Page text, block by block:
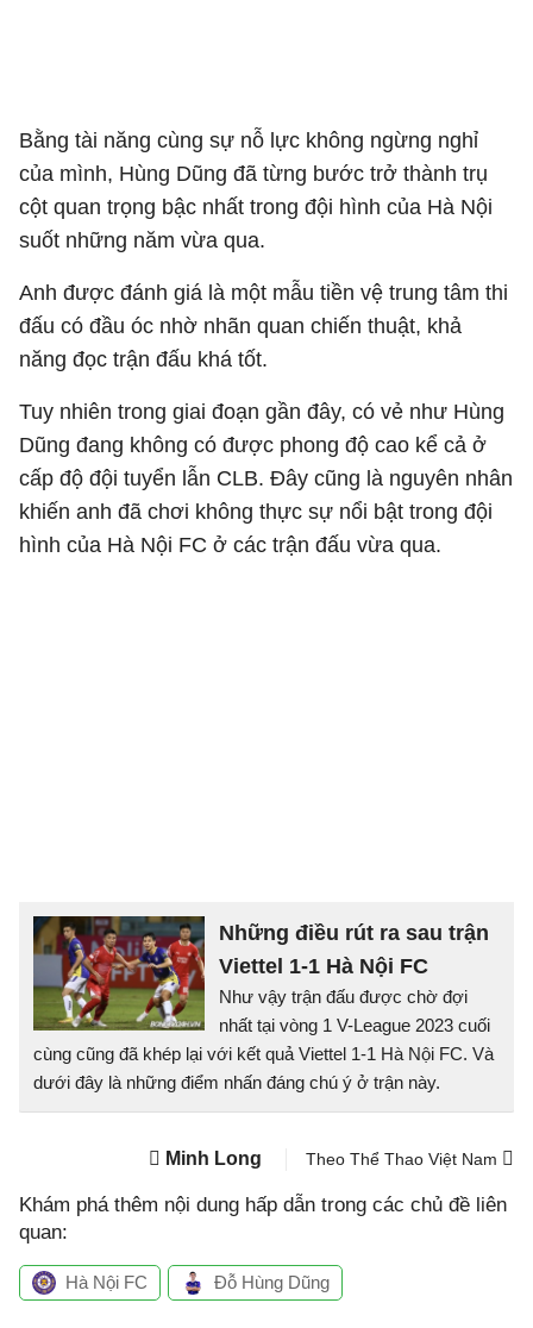
Bằng tài năng cùng sự nỗ lực không ngừng nghỉ
của mình, Hùng Dũng đã từng bước trở thành trụ
cột quan trọng bậc nhất trong đội hình của Hà Nội
suốt những năm vừa qua.
Anh được đánh giá là một mẫu tiền vệ trung tâm thi
đấu có đầu óc nhờ nhãn quan chiến thuật, khả
năng đọc trận đấu khá tốt.
Tuy nhiên trong giai đoạn gần đây, có vẻ như Hùng
Dũng đang không có được phong độ cao kể cả ở
cấp độ đội tuyển lẫn CLB. Đây cũng là nguyên nhân
khiến anh đã chơi không thực sự nổi bật trong đội
hình của Hà Nội FC ở các trận đấu vừa qua.
Những điều rút ra sau trận
Viettel 1-1 Hà Nội FC
Như vậy trận đấu được chờ đợi
nhất tại vòng 1 V-League 2023 cuối
cùng cũng đã khép lại với kết quả Viettel 1-1 Hà Nội FC. Và
dưới đây là những điểm nhấn đáng chú ý ở trận này.
Minh Long Theo Thể Thao Việt Nam
Khám phá thêm nội dung hấp dẫn trong các chủ đề liên
quan:
Hà Nội FC Đỗ Hùng Dũng